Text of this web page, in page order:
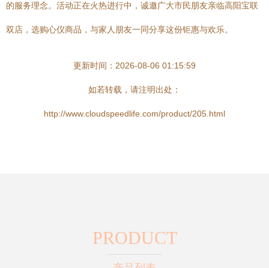
的服务理念。活动正在火热进行中，诚邀广大市民朋友亲临高阳宝联
双店，选购心仪商品，与家人朋友一同分享这份钜惠与欢乐。
更新时间：2026-08-06 01:15:59
如若转载，请注明出处：
http://www.cloudspeedlife.com/product/205.html
PRODUCT